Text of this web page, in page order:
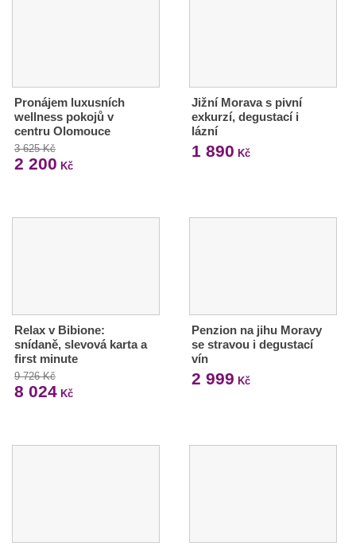
Pronájem luxusních
wellness pokojů v
centru Olomouce
3 625 Kč
2 200 Kč
Jižní Morava s pivní
exkurzí, degustací i
lázní
1 890 Kč
Relax v Bibione:
snídaně, slevová karta a
first minute
9 726 Kč
8 024 Kč
Penzion na jihu Moravy
se stravou i degustací
vín
2 999 Kč